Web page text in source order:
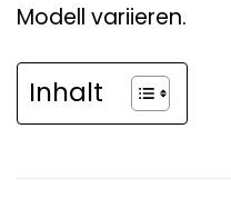
Modell variieren.
Inhalt